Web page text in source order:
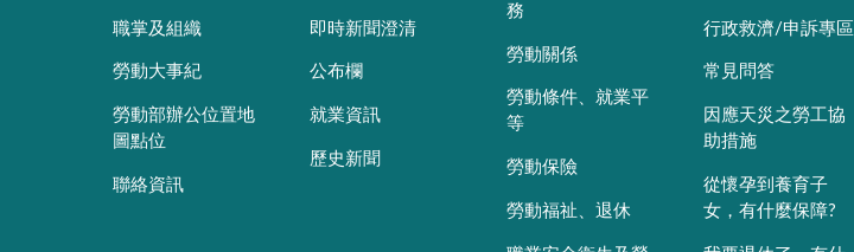
職掌及組織
勞動大事紀
勞動部辦公位置地
圖點位
聯絡資訊
即時新聞澄清
公布欄
就業資訊
歷史新聞
務
勞動關係
勞動條件、就業平
等
勞動保險
勞動福祉、退休
行政救濟/申訴專區
常見問答
因應天災之勞工協
助措施
從懷孕到養育子
女，有什麼保障?